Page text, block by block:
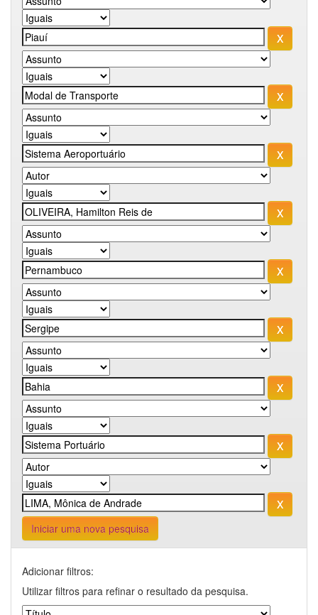
Iniciar uma nova pesquisa
Adicionar filtros:
Utilizar filtros para refinar o resultado da pesquisa.